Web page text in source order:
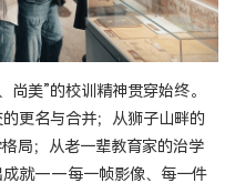
美”的校训精神贯穿始终。
更名与合并；从狮子山畔的
局；从老一辈教育家的治学
成就——每一帧影像、每一件